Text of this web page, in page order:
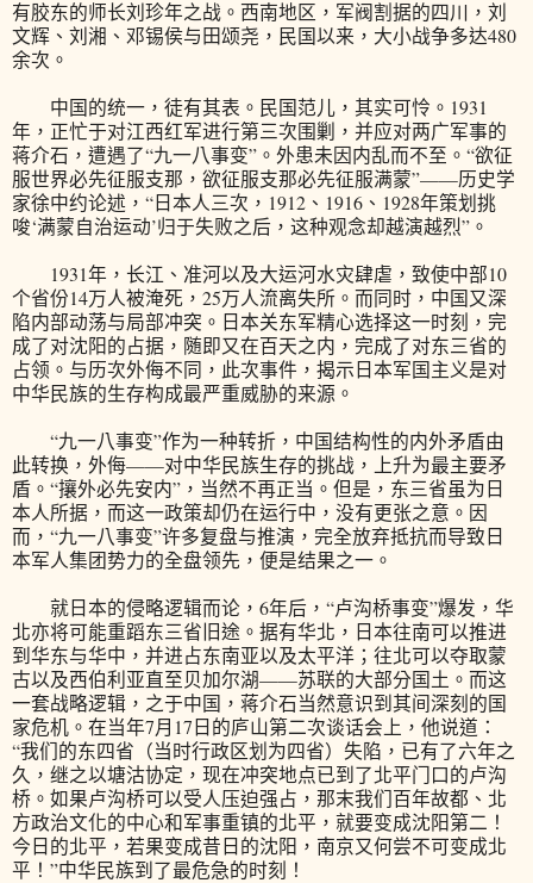
有胶东的师长刘珍年之战。西南地区，军阀割据的四川，刘
文辉、刘湘、邓锡侯与田颂尧，民国以来，大小战争多达480
余次。
中国的统一，徒有其表。民国范儿，其实可怜。1931
年，正忙于对江西红军进行第三次围剿，并应对两广军事的
蒋介石，遭遇了“九一八事变”。外患未因内乱而不至。“欲征
服世界必先征服支那，欲征服支那必先征服满蒙”——历史学
家徐中约论述，“日本人三次，1912、1916、1928年策划挑
唆‘满蒙自治运动’归于失败之后，这种观念却越演越烈”。
1931年，长江、准河以及大运河水灾肆虐，致使中部10
个省份14万人被淹死，25万人流离失所。而同时，中国又深
陷内部动荡与局部冲突。日本关东军精心选择这一时刻，完
成了对沈阳的占据，随即又在百天之内，完成了对东三省的
占领。与历次外侮不同，此次事件，揭示日本军国主义是对
中华民族的生存构成最严重威胁的来源。
“九一八事变”作为一种转折，中国结构性的内外矛盾由
此转换，外侮——对中华民族生存的挑战，上升为最主要矛
盾。“攘外必先安内”，当然不再正当。但是，东三省虽为日
本人所据，而这一政策却仍在运行中，没有更张之意。因
而，“九一八事变”许多复盘与推演，完全放弃抵抗而导致日
本军人集团势力的全盘领先，便是结果之一。
就日本的侵略逻辑而论，6年后，“卢沟桥事变”爆发，华
北亦将可能重蹈东三省旧途。据有华北，日本往南可以推进
到华东与华中，并进占东南亚以及太平洋；往北可以夺取蒙
古以及西伯利亚直至贝加尔湖——苏联的大部分国土。而这
一套战略逻辑，之于中国，蒋介石当然意识到其间深刻的国
家危机。在当年7月17日的庐山第二次谈话会上，他说道：
“我们的东四省（当时行政区划为四省）失陷，已有了六年之
久，继之以塘沽协定，现在冲突地点已到了北平门口的卢沟
桥。如果卢沟桥可以受人压迫强占，那末我们百年故都、北
方政治文化的中心和军事重镇的北平，就要变成沈阳第二！
今日的北平，若果变成昔日的沈阳，南京又何尝不可变成北
平！”中华民族到了最危急的时刻！